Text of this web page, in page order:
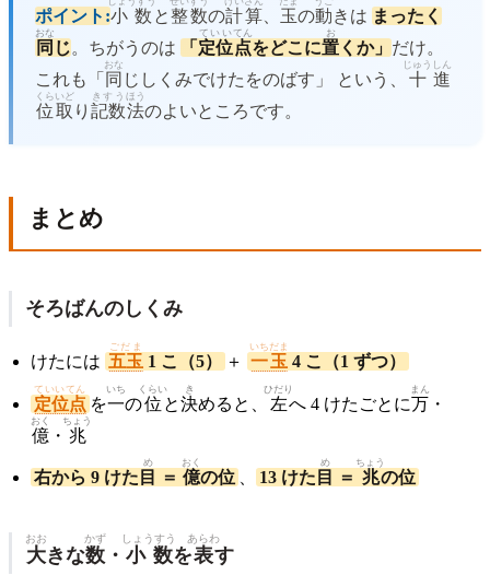
ポイント:小数 と整数の計算 玉の動きは まったく
同
おな
じ。ちがうのは 「 定位
ていい
点
てん
をどこに置
お
くか」 だけ。
これも「 同
おな
じしくみでけたをのばす」 という、 十
じゅう
進
しん
位取
くらいど
り 記数
きすう
法
ほう
のよいところです。
まとめ
そろばんのしくみ
けたには 五玉
ごだま
1 こ（5） ＋ 一玉
いちだま
4 こ（1 ずつ）
定位点
ていいてん
を一
いち
の位
くらい
と決
き
めると、 左
ひだり
へ 4 けたごとに万
まん
・
億
おく
・ 兆
ちょう
右から 9 けた 目
め
＝ 億
おく
の位 、 13 けた 目
め
＝ 兆
ちょう
の位
大
おお
きな数
かず
・ 小数
しょうすう
を表
あらわ
す